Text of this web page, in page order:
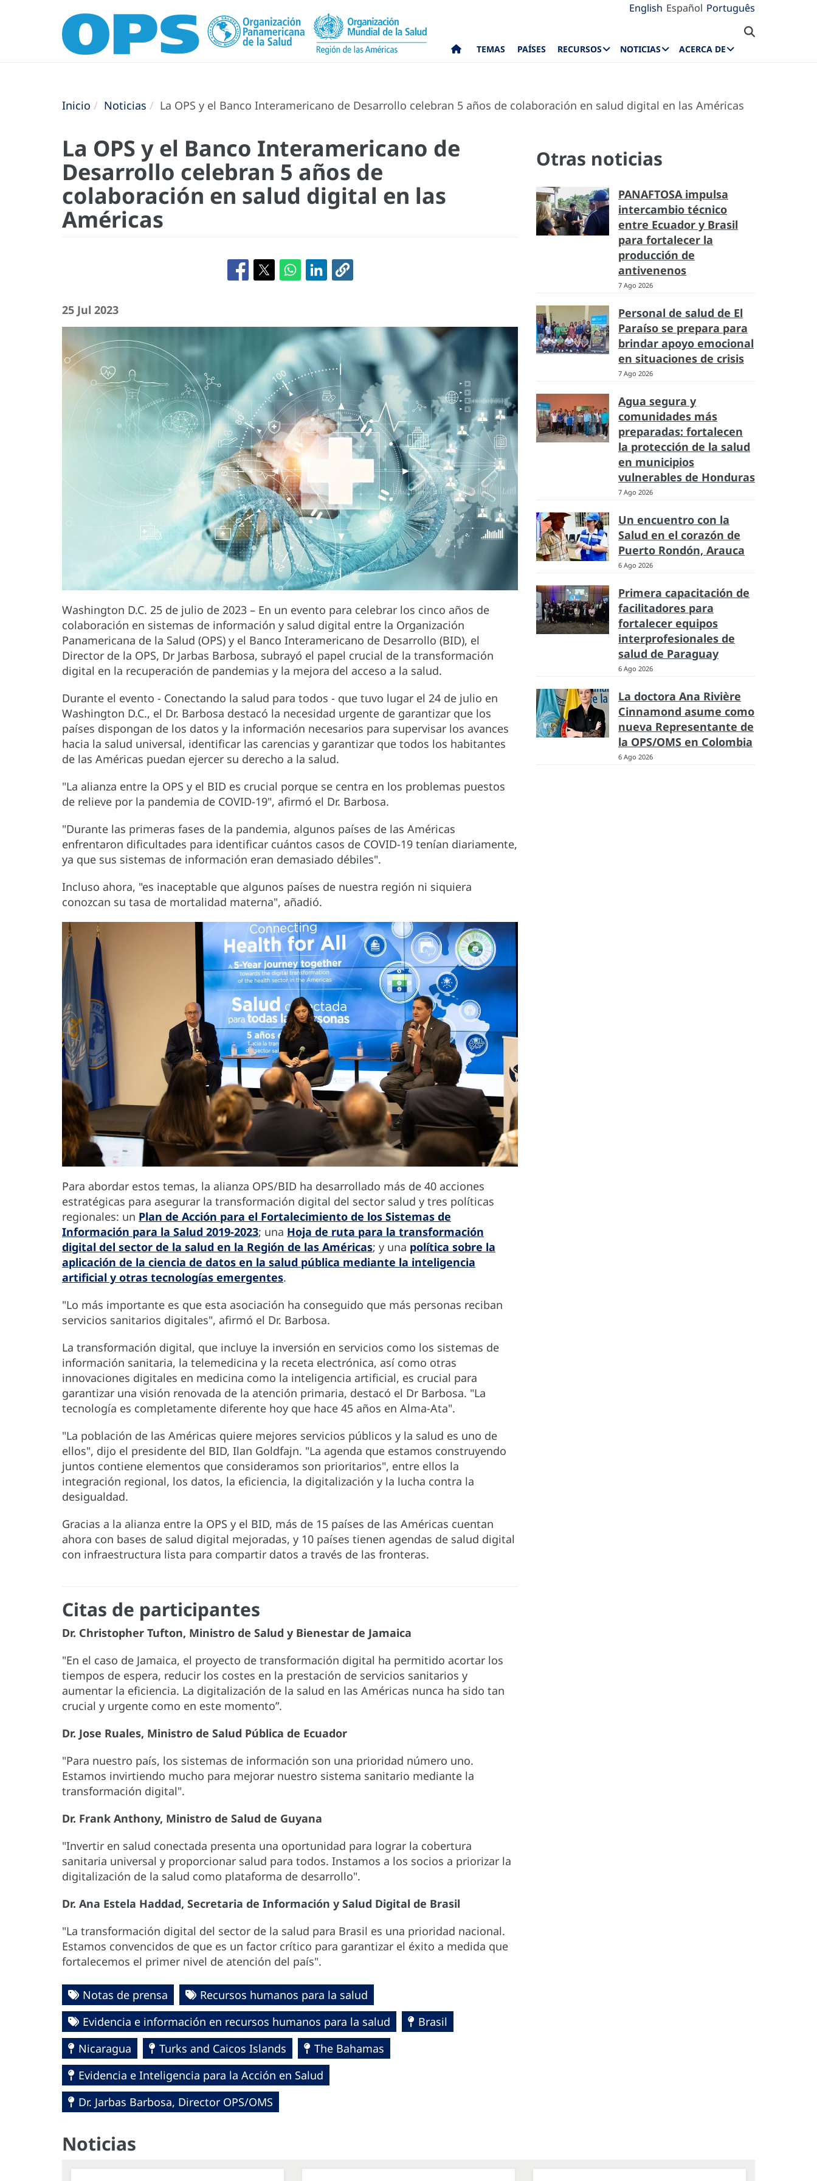
English Español Português
TEMAS PAÍSES RECURSOS NOTICIAS ACERCA DE
Inicio Noticias La OPS y el Banco Interamericano de Desarrollo celebran 5 años de colaboración en salud digital en las Américas
La OPS y el Banco Interamericano de
Desarrollo celebran 5 años de
colaboración en salud digital en las
Américas
25 Jul 2023
Washington D.C. 25 de julio de 2023 – En un evento para celebrar los cinco años de
colaboración en sistemas de información y salud digital entre la Organización
Panamericana de la Salud (OPS) y el Banco Interamericano de Desarrollo (BID), el
Director de la OPS, Dr Jarbas Barbosa, subrayó el papel crucial de la transformación
digital en la recuperación de pandemias y la mejora del acceso a la salud.
Durante el evento - Conectando la salud para todos - que tuvo lugar el 24 de julio en
Washington D.C., el Dr. Barbosa destacó la necesidad urgente de garantizar que los
países dispongan de los datos y la información necesarios para supervisar los avances
hacia la salud universal, identificar las carencias y garantizar que todos los habitantes
de las Américas puedan ejercer su derecho a la salud.
"La alianza entre la OPS y el BID es crucial porque se centra en los problemas puestos
de relieve por la pandemia de COVID-19", afirmó el Dr. Barbosa.
"Durante las primeras fases de la pandemia, algunos países de las Américas
enfrentaron dificultades para identificar cuántos casos de COVID-19 tenían diariamente,
ya que sus sistemas de información eran demasiado débiles".
Incluso ahora, "es inaceptable que algunos países de nuestra región ni siquiera
conozcan su tasa de mortalidad materna", añadió.
Para abordar estos temas, la alianza OPS/BID ha desarrollado más de 40 acciones
estratégicas para asegurar la transformación digital del sector salud y tres políticas
regionales: un Plan de Acción para el Fortalecimiento de los Sistemas de
Información para la Salud 2019-2023; una Hoja de ruta para la transformación
digital del sector de la salud en la Región de las Américas; y una política sobre la
aplicación de la ciencia de datos en la salud pública mediante la inteligencia
artificial y otras tecnologías emergentes.
"Lo más importante es que esta asociación ha conseguido que más personas reciban
servicios sanitarios digitales", afirmó el Dr. Barbosa.
La transformación digital, que incluye la inversión en servicios como los sistemas de
información sanitaria, la telemedicina y la receta electrónica, así como otras
innovaciones digitales en medicina como la inteligencia artificial, es crucial para
garantizar una visión renovada de la atención primaria, destacó el Dr Barbosa. "La
tecnología es completamente diferente hoy que hace 45 años en Alma-Ata".
"La población de las Américas quiere mejores servicios públicos y la salud es uno de
ellos", dijo el presidente del BID, Ilan Goldfajn. "La agenda que estamos construyendo
juntos contiene elementos que consideramos son prioritarios", entre ellos la
integración regional, los datos, la eficiencia, la digitalización y la lucha contra la
desigualdad.
Gracias a la alianza entre la OPS y el BID, más de 15 países de las Américas cuentan
ahora con bases de salud digital mejoradas, y 10 países tienen agendas de salud digital
con infraestructura lista para compartir datos a través de las fronteras.
Citas de participantes
Dr. Christopher Tufton, Ministro de Salud y Bienestar de Jamaica
"En el caso de Jamaica, el proyecto de transformación digital ha permitido acortar los
tiempos de espera, reducir los costes en la prestación de servicios sanitarios y
aumentar la eficiencia. La digitalización de la salud en las Américas nunca ha sido tan
crucial y urgente como en este momento”.
Dr. Jose Ruales, Ministro de Salud Pública de Ecuador
"Para nuestro país, los sistemas de información son una prioridad número uno.
Estamos invirtiendo mucho para mejorar nuestro sistema sanitario mediante la
transformación digital".
Dr. Frank Anthony, Ministro de Salud de Guyana
"Invertir en salud conectada presenta una oportunidad para lograr la cobertura
sanitaria universal y proporcionar salud para todos. Instamos a los socios a priorizar la
digitalización de la salud como plataforma de desarrollo".
Dr. Ana Estela Haddad, Secretaria de Información y Salud Digital de Brasil
"La transformación digital del sector de la salud para Brasil es una prioridad nacional.
Estamos convencidos de que es un factor crítico para garantizar el éxito a medida que
fortalecemos el primer nivel de atención del país".
Notas de prensa
Recursos humanos para la salud
Evidencia e información en recursos humanos para la salud
Brasil
Nicaragua
Turks and Caicos Islands
The Bahamas
Evidencia e Inteligencia para la Acción en Salud
Dr. Jarbas Barbosa, Director OPS/OMS
Otras noticias
PANAFTOSA impulsa
intercambio técnico
entre Ecuador y Brasil
para fortalecer la
producción de
antivenenos
7 Ago 2026
Personal de salud de El
Paraíso se prepara para
brindar apoyo emocional
en situaciones de crisis
7 Ago 2026
Agua segura y
comunidades más
preparadas: fortalecen
la protección de la salud
en municipios
vulnerables de Honduras
7 Ago 2026
Un encuentro con la
Salud en el corazón de
Puerto Rondón, Arauca
6 Ago 2026
Primera capacitación de
facilitadores para
fortalecer equipos
interprofesionales de
salud de Paraguay
6 Ago 2026
La doctora Ana Rivière
Cinnamond asume como
nueva Representante de
la OPS/OMS en Colombia
6 Ago 2026
Noticias